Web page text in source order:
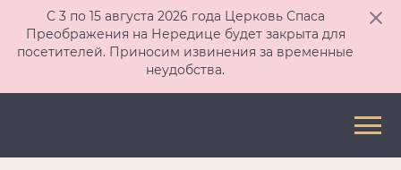
С 3 по 15 августа 2026 года Церковь Спаса
Преображения на Нередице будет закрыта для
посетителей. Приносим извинения за временные
неудобства.